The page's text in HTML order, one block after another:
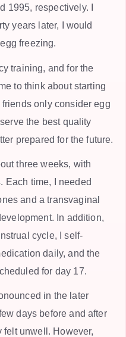
1995, respectively. I
years later, I would
freezing.
training, and for the
to think about starting
only consider egg
the best quality
prepared for the future.
three weeks, with
Each time, I needed
and a transvaginal
In addition,
cycle, I self-
daily, and the
for day 17.
in the later
days before and after
felt unwell. However,